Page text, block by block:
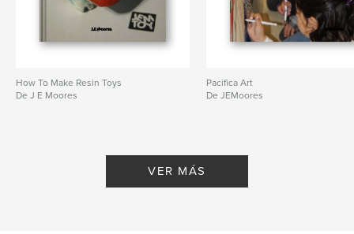
How To Make Resin Toys
De J E Moores
Pacifica Art
De JEMoores
VER MÁS